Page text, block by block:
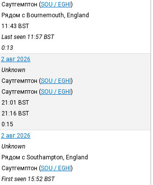
Саутгемптон (SOU / EGHI)
Рядом с Bournemouth, England
11:43 BST
Last seen 11:57 BST
0:13
2 авг 2026
Unknown
Саутгемптон (SOU / EGHI)
Саутгемптон (SOU / EGHI)
21:01 BST
21:16 BST
0:15
2 авг 2026
Unknown
Рядом с Southampton, England
Саутгемптон (SOU / EGHI)
First seen 15:52 BST